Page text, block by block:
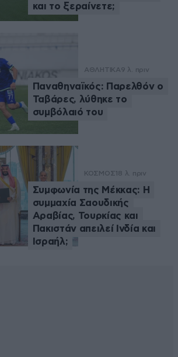
και το ξεραίνετε;
ΑΘΛΗΤΙΚΑ9 λ. πριν
Παναθηναϊκός: Παρελθόν ο
Ταβάρες, λύθηκε το
συμβόλαιό του
ΚΟΣΜΟΣ 18 λ. πριν
Συμφωνία της Μέκκας: Η
συμμαχία Σαουδικής
Αραβίας, Τουρκίας και
Πακιστάν απειλεί Ινδία και
Ισραήλ;